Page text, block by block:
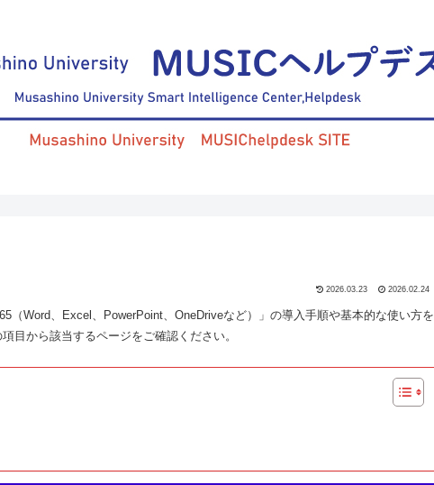
2026.03.23 2026.02.24
（Word、Excel、PowerPoint、OneDriveなど）」の導入手順や基本的な使い方を
目から該当するページをご確認ください。